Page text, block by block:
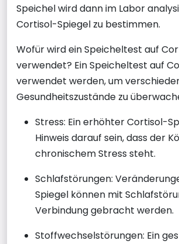
Speichel wird dann im Labor
Cortisol-Spiegel zu bestimmen.
Wofür wird ein Speicheltest auf
verwendet? Ein Speicheltest auf
verwendet werden, um
Gesundheitszustände zu
Stress: Ein erhöhter Cortisol-
Hinweis darauf sein, dass der
chronischem Stress steht.
Schlafstörungen:
Spiegel können mit
Verbindung gebracht werden.
Stoffwechselstörungen: Ein